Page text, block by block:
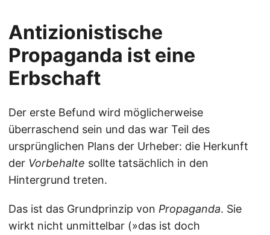
Antizionistische
Propaganda ist eine
Erbschaft
Der erste Befund wird möglicherweise
überraschend sein und das war Teil des
ursprünglichen Plans der Urheber: die Herkunft
der Vorbehalte sollte tatsächlich in den
Hintergrund treten.
Das ist das Grundprinzip von Propaganda. Sie
wirkt nicht unmittelbar (»das ist doch